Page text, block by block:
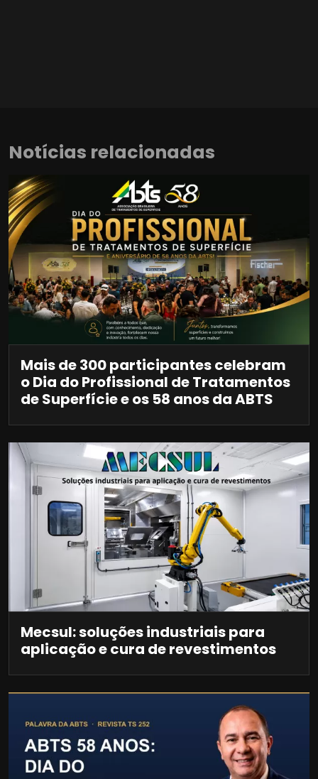
Notícias relacionadas
Mais de 300 participantes celebram
o Dia do Profissional de Tratamentos
de Superfície e os 58 anos da ABTS
Mecsul: soluções industriais para
aplicação e cura de revestimentos